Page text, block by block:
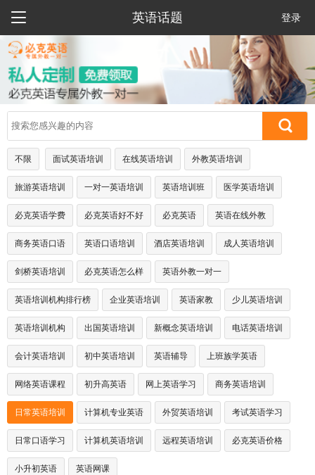
 英语话题 登录
不限 面试英语培训 在线英语培训 外教英语培训
旅游英语培训 一对一英语培训 英语培训班 医学英语培训
必克英语学费 必克英语好不好 必克英语 英语在线外教
商务英语口语 英语口语培训 酒店英语培训 成人英语培训
剑桥英语培训 必克英语怎么样 英语外教一对一
英语培训机构排行榜 企业英语培训 英语家教 少儿英语培训
英语培训机构 出国英语培训 新概念英语培训 电话英语培训
会计英语培训 初中英语培训 英语辅导 上班族学英语
网络英语课程 初升高英语 网上英语学习 商务英语培训
日常英语培训 计算机专业英语 外贸英语培训 考试英语学习
日常口语学习 计算机英语培训 远程英语培训 必克英语价格
小升初英语 英语网课